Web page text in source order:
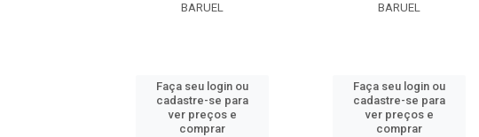
BARUEL
Faça seu login ou
cadastre-se para
ver preços e
comprar
BARUEL
Faça seu login ou
cadastre-se para
ver preços e
comprar